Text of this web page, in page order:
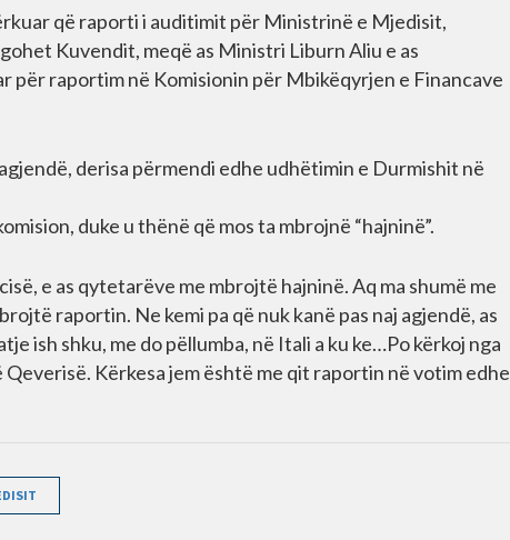
që raporti i auditimit për Ministrinë e Mjedisit,
Kuvendit, meqë as Ministri Liburn Aliu e as
për raportim në Komisionin për Mbikëqyrjen e Financave
derisa përmendi edhe udhëtimin e Durmishit në
duke u thënë që mos ta mbrojnë “hajninë”.
e as qytetarëve me mbrojtë hajninë. Aq ma shumë me
raportin. Ne kemi pa që nuk kanë pas naj agjendë, as
ish shku, me do pëllumba, në Itali a ku ke…Po kërkoj nga
Kërkesa jem është me qit raportin në votim edhe